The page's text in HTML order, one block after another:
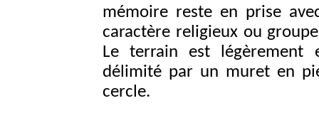
mémoire reste en prise
caractère religieux ou
Le terrain est légèrement
délimité par un muret en
cercle.